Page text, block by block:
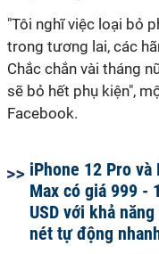
"Tôi nghĩ việc loại bỏ
trong tương lai, các
Chắc chắn vài tháng
sẽ bỏ hết phụ kiện",
Facebook.
iPhone 12 Pro và
Max có giá 999 -
USD với khả
nét tự động